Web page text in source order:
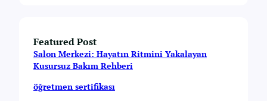
Featured Post
Salon Merkezi: Hayatın Ritmini Yakalayan
Kusursuz Bakım Rehberi
öğretmen sertifikası